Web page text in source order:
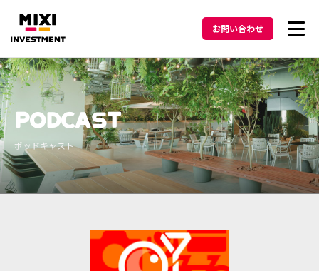
投資方針
メッセージ
ポートフォリオ
お問い合わせ
PODCAST
ポッドキャスト